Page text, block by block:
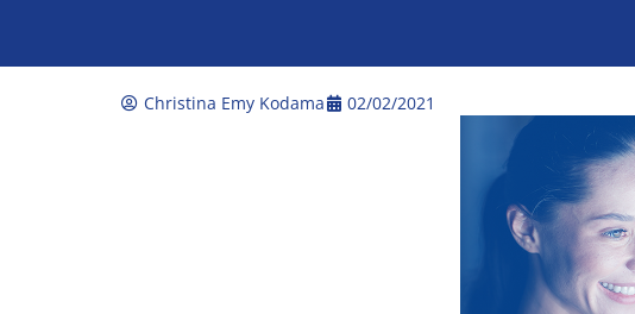
Christina Emy Kodama 02/02/2021